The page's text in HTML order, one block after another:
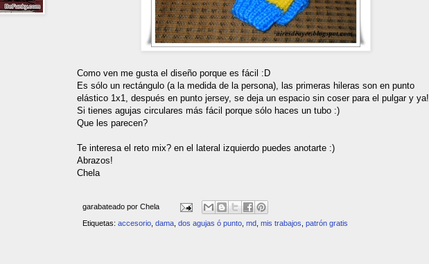
Como ven me gusta el diseño porque es fácil :D
Es sólo un rectángulo (a la medida de la persona), las primeras hileras son en punto
elástico 1x1, después en punto jersey, se deja un espacio sin coser para el pulgar y ya!
Si tienes agujas circulares más fácil porque sólo haces un tubo :)
Que les parecen?
Te interesa el reto mix? en el lateral izquierdo puedes anotarte :)
Abrazos!
Chela
garabateado por Chela
Etiquetas: accesorio, dama, dos agujas ó punto, md, mis trabajos, patrón gratis